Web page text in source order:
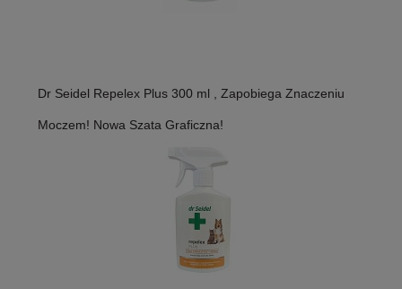
Dr Seidel Repelex Plus 300 ml , Zapobiega Znaczeniu
Moczem! Nowa Szata Graficzna!